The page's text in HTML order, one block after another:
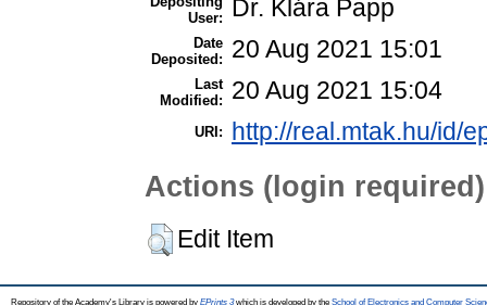
User:
Dr. Klára Papp
Date
Deposited:
20 Aug 2021 15:01
Last
Modified:
20 Aug 2021 15:04
URI: http://real.mtak.hu/id/
Actions (login required)
Edit Item
Repository of the Academy's Library is powered by EPrints 3which is developed by the School of Electronics and Computer